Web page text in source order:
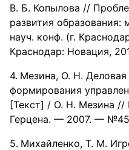
В. Б. Копылова //
развития
науч. конф. (г.
Краснодар: Новация,
Мезина, О. Н. Деловая
формирования
[Текст] / О. Н. Мезина
Герцена. — 2007. —
Михайленко, Т. М.